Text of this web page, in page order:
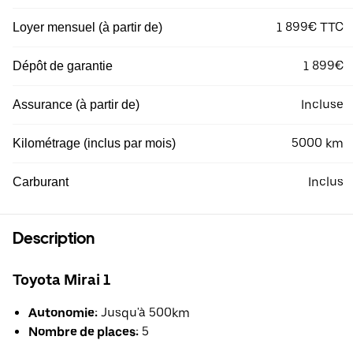
Loyer mensuel (à partir de) 1 899€ TTC
Dépôt de garantie 1 899€
Assurance (à partir de) Incluse
Kilométrage (inclus par mois) 5000 km
Carburant Inclus
Description
Toyota Mirai 1
Autonomie: Jusqu'à 500km
Nombre de places: 5